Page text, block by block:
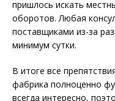
пришлось искать
оборотов. Любая
поставщиками из-за
минимум сутки.
В итоге все
фаб­рика полноценно
всегда интересно,